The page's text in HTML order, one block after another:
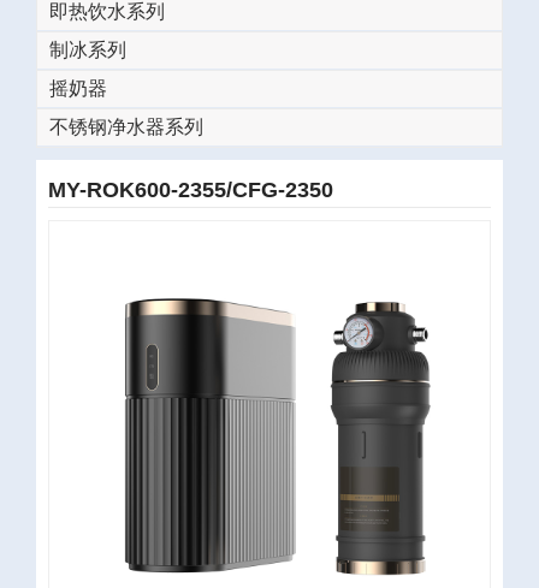
即热饮水系列
制冰系列
摇奶器
不锈钢净水器系列
MY-ROK600-2355/CFG-2350